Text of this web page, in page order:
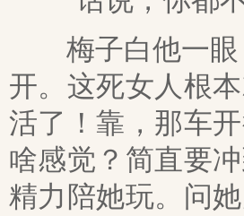
梅子白他一眼
开。这死女人根
活了！靠，那车
啥感觉？简直要
精力陪她玩。问